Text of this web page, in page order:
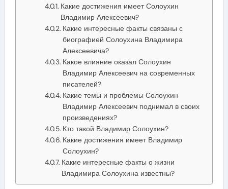
Какие достижения имеет Солоухин
Владимир Алексеевич?
Какие интересные факты связаны с
биографией Солоухина Владимира
Алексеевича?
Какое влияние оказал Солоухин
Владимир Алексеевич на современных
писателей?
Какие темы и проблемы Солоухин
Владимир Алексеевич поднимал в своих
произведениях?
Кто такой Владимир Солоухин?
Какие достижения имеет Владимир
Солоухин?
Какие интересные факты о жизни
Владимира Солоухина известны?